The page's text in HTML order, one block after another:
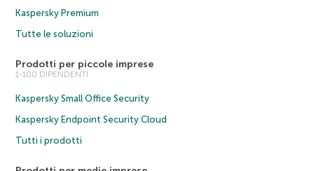
Kaspersky Premium
Tutte le soluzioni
Prodotti per piccole imprese
1-100 DIPENDENTI
Kaspersky Small Office Security
Kaspersky Endpoint Security Cloud
Tutti i prodotti